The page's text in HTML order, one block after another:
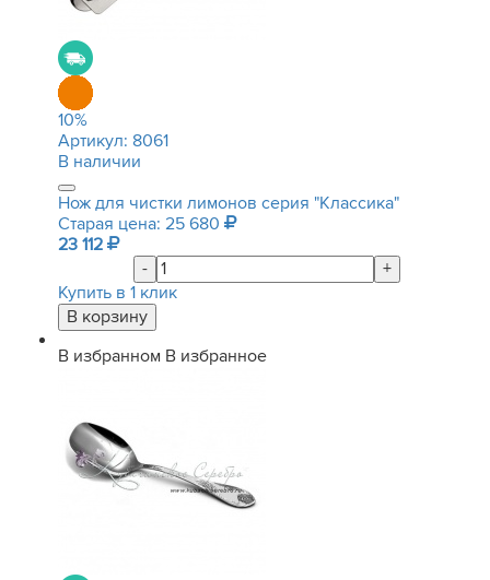
10%
Артикул: 8061
В наличии
Нож для чистки лимонов серия "Классика"
Старая цена: 25 680
23 112
-
+
Купить в 1 клик
В избранном В избранное